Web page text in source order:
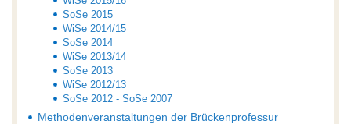
SoSe 2015
WiSe 2014/15
SoSe 2014
WiSe 2013/14
SoSe 2013
WiSe 2012/13
SoSe 2012 - SoSe 2007
Methodenveranstaltungen der Brückenprofessur